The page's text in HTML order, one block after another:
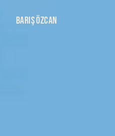
BARIŞ ÖZCAN